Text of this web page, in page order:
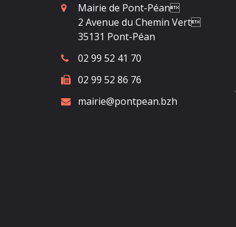
Mairie de Pont-Péan
2 Avenue du Chemin Vert
35131 Pont-Péan
02 99 52 41 70
02 99 52 86 76
mairie@pontpean.bzh